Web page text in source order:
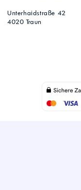
Unterhaidstraße 42
4020 Traun